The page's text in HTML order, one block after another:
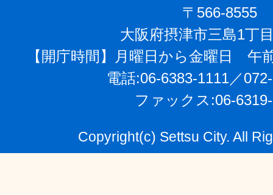
〒566-8555
大阪府摂津市三島1丁
【開庁時間】月曜日から金曜日 午
電話:06-6383-1111／
ファックス:06-
Copyright(c) Settsu City. All